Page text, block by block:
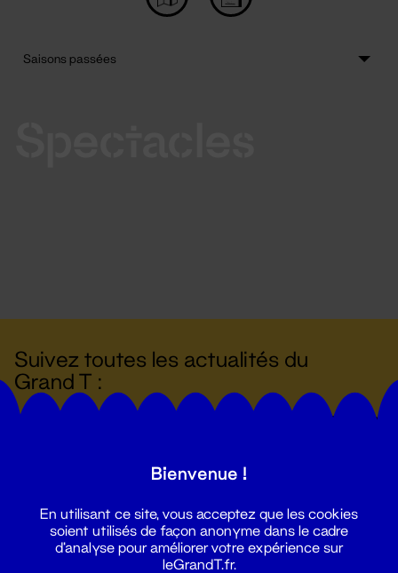
Suivez toutes les actualités du
Grand T :
Bienvenue !
En utilisant ce site, vous acceptez que les cookies
soient utilisés de façon anonyme dans le cadre
d'analyse pour améliorer votre expérience sur
leGrandT.fr.